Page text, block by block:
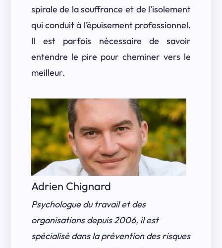
spirale de la souffrance et de l’isolement
qui conduit à l’épuisement professionnel.
Il est parfois nécessaire de savoir
entendre le pire pour cheminer vers le
meilleur.
Adrien Chignard
Psychologue du travail et des
organisations depuis 2006, il est
spécialisé dans la prévention des risques